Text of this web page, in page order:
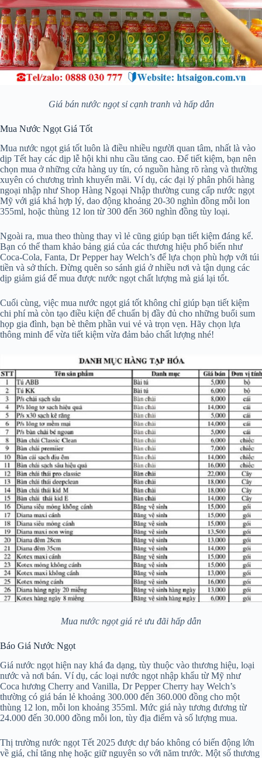
Giá bán nước ngọt sỉ cạnh tranh và hấp dẫn
Mua Nước Ngọt Giá Tốt
Mua nước ngọt giá tốt luôn là điều nhiều người quan tâm, nhất là vào
dịp Tết hay các dịp lễ hội khi nhu cầu tăng cao. Để tiết kiệm, bạn nên
chọn mua ở những cửa hàng uy tín, có nguồn hàng rõ ràng và thường
xuyên có chương trình khuyến mãi. Ví dụ, các đại lý phân phối hàng
ngoại nhập như Shop Hàng Ngoại Nhập thường cung cấp nước ngọt
Mỹ với giá khá hợp lý, dao động khoảng 20-30 nghìn đồng mỗi lon
355ml, hoặc thùng 12 lon từ 300 đến 360 nghìn đồng tùy loại.
Ngoài ra, mua theo thùng thay vì lẻ cũng giúp bạn tiết kiệm đáng kể.
Bạn có thể tham khảo bảng giá của các thương hiệu phổ biến như
Coca-Cola, Fanta, Dr Pepper hay Welch’s để lựa chọn phù hợp với túi
tiền và sở thích. Đừng quên so sánh giá ở nhiều nơi và tận dụng các
dịp giảm giá để mua được nước ngọt chất lượng mà giá lại tốt.
Cuối cùng, việc mua nước ngọt giá tốt không chỉ giúp bạn tiết kiệm
chi phí mà còn tạo điều kiện để chuẩn bị đầy đủ cho những buổi sum
họp gia đình, bạn bè thêm phần vui vẻ và trọn vẹn. Hãy chọn lựa
thông minh để vừa tiết kiệm vừa đảm bảo chất lượng nhé!
Mua nước ngọt giá rẻ ưu đãi hấp dẫn
Báo Giá Nước Ngọt
Giá nước ngọt hiện nay khá đa dạng, tùy thuộc vào thương hiệu, loại
nước và nơi bán. Ví dụ, các loại nước ngọt nhập khẩu từ Mỹ như
Coca hương Cherry and Vanilla, Dr Pepper Cherry hay Welch’s
thường có giá bán lẻ khoảng 300.000 đến 360.000 đồng cho một
thùng 12 lon, mỗi lon khoảng 355ml. Mức giá này tương đương từ
24.000 đến 30.000 đồng mỗi lon, tùy địa điểm và số lượng mua.
Thị trường nước ngọt Tết 2025 được dự báo không có biến động lớn
về giá, chỉ tăng nhẹ hoặc giữ nguyên so với năm trước. Một số thương